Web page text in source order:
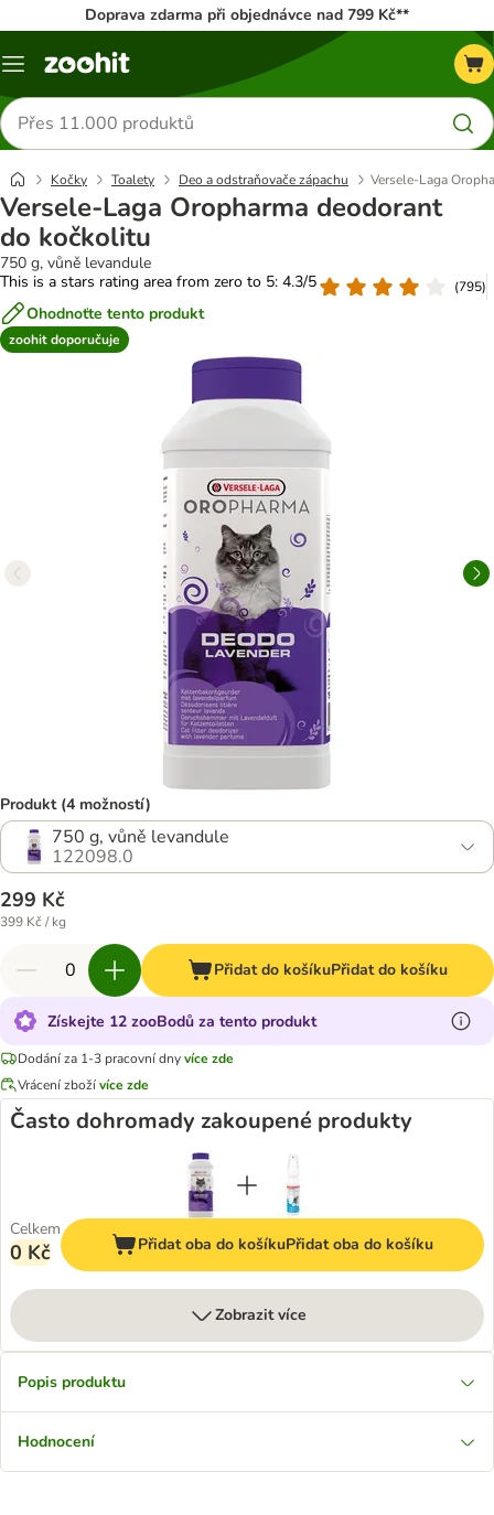
Doprava zdarma při objednávce nad 799 Kč**
Menu
Hledat
produkty
Kočky Toalety Deo a odstraňovače zápachu Versele-Laga
Versele-Laga Oropharma deodorant
do kočkolitu
750 g, vůně levandule
This is a stars rating area from zero to 5: 4.3/5
(795)
Ohodnoťte tento produkt
zoohit doporučuje
Produkt (4 možností)
750 g, vůně levandule
122098.0
299 Kč
399 Kč / kg
Přidat do košíkuPřidat do košíku
Získejte 12 zooBodů za tento produkt
Dodání za 1-3 pracovní dnyvíce zde
Vrácení zbožívíce zde
Často dohromady zakoupené produkty
Celkem
0 Kč Přidat oba do košíkuPřidat oba do košíku
Zobrazit více
Popis produktu
Hodnocení